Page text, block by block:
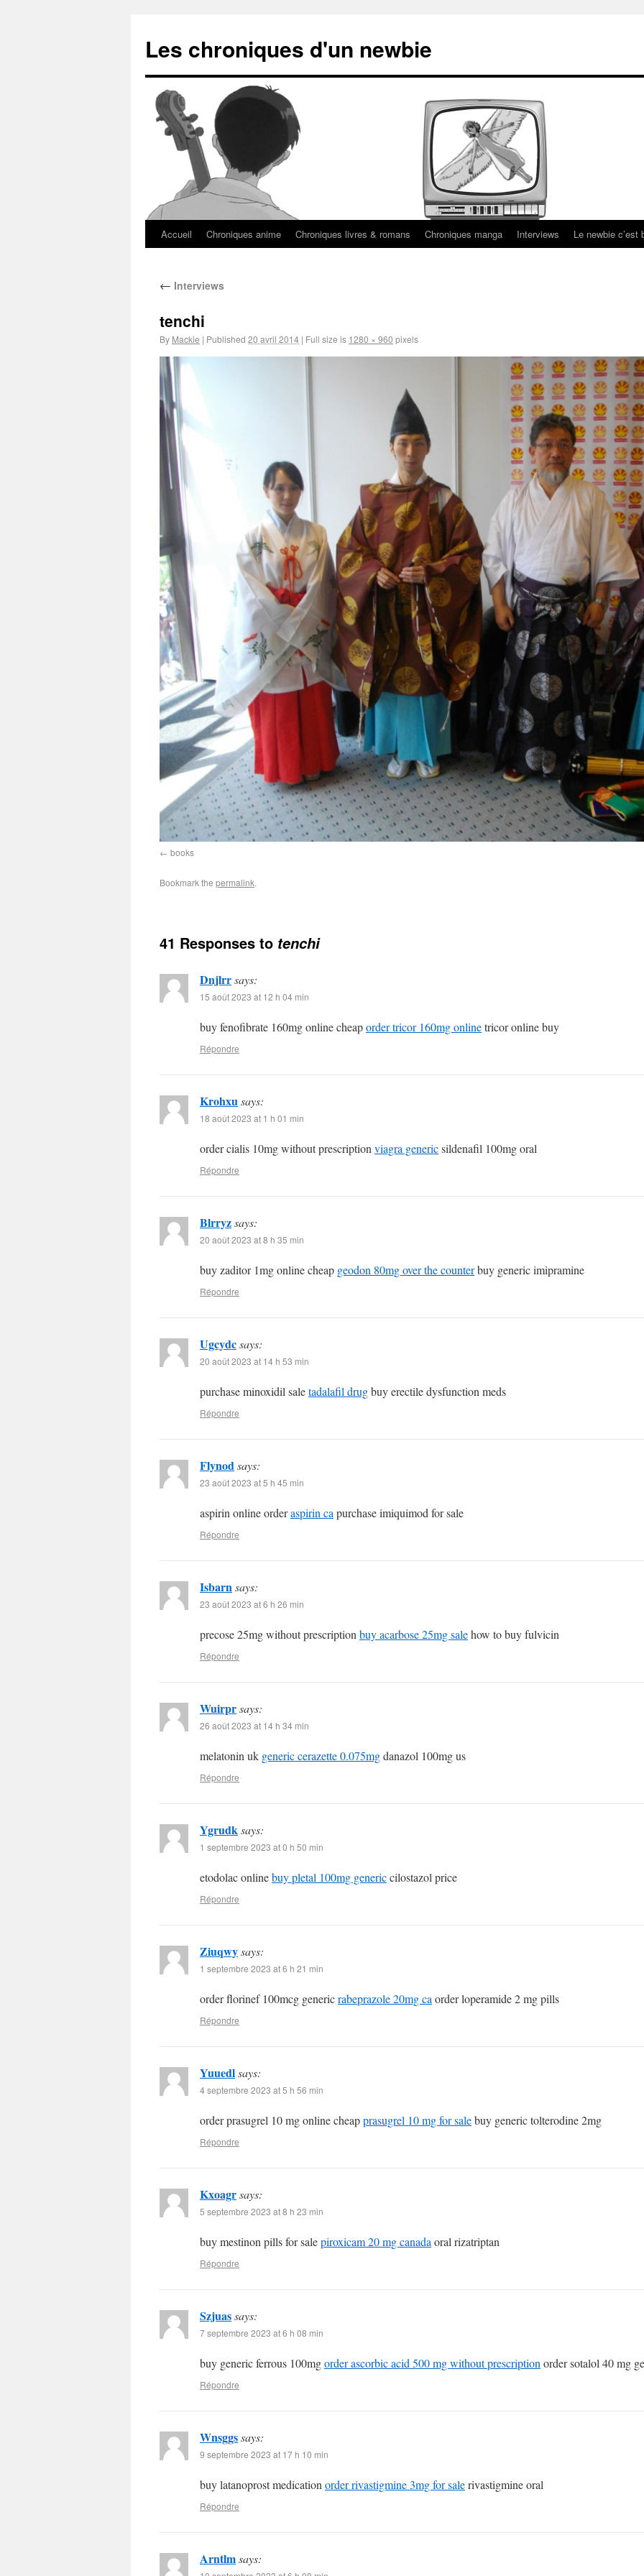
Les chroniques d'un newbie
Accueil Chroniques anime Chroniques livres & romans Chroniques manga Interviews Le newbie c’est
← Interviews
tenchi
By Mackie | Published 20 avril 2014 | Full size is 1280 × 960 pixels
books
Bookmark the permalink.
41 Responses to tenchi
Dnjlrrsays:
15 août 2023 at 12 h 04 min
buy fenofibrate 160mg online cheaporder tricor 160mg onlinetricor online buy
Répondre
Krohxusays:
18 août 2023 at 1 h 01 min
order cialis 10mg without prescription viagra genericsildenafil 100mg oral
Répondre
Blrryzsays:
20 août 2023 at 8 h 35 min
buy zaditor 1mg online cheap geodon 80mg over the counterbuy generic imipramine
Répondre
Ugcydcsays:
20 août 2023 at 14 h 53 min
purchase minoxidil saletadalafil drugbuy erectile dysfunction meds
Répondre
Flynodsays:
23 août 2023 at 5 h 45 min
aspirin online orderaspirin ca purchase imiquimod for sale
Répondre
Isbarnsays:
23 août 2023 at 6 h 26 min
precose 25mg without prescription buy acarbose 25mg salehow to buy fulvicin
Répondre
Wuirprsays:
26 août 2023 at 14 h 34 min
melatonin uk generic cerazette 0.075mgdanazol 100mg us
Répondre
Ygrudksays:
1 septembre 2023 at 0 h 50 min
etodolac onlinebuy pletal 100mg genericcilostazol price
Répondre
Ziuqwysays:
1 septembre 2023 at 6 h 21 min
order florinef 100mcg genericrabeprazole 20mg ca order loperamide 2 mg pills
Répondre
Yuuedlsays:
4 septembre 2023 at 5 h 56 min
order prasugrel 10 mg online cheapprasugrel 10 mg for salebuy generic tolterodine 2mg
Répondre
Kxoagrsays:
5 septembre 2023 at 8 h 23 min
buy mestinon pills for salepiroxicam 20 mg canada oral rizatriptan
Répondre
Szjuassays:
7 septembre 2023 at 6 h 08 min
buy generic ferrous 100mgorder ascorbic acid 500 mg without prescription order sotalol 40 mg
Répondre
Wnsggssays:
9 septembre 2023 at 17 h 10 min
buy latanoprost medication order rivastigmine 3mg for salerivastigmine oral
Répondre
Arntlmsays: